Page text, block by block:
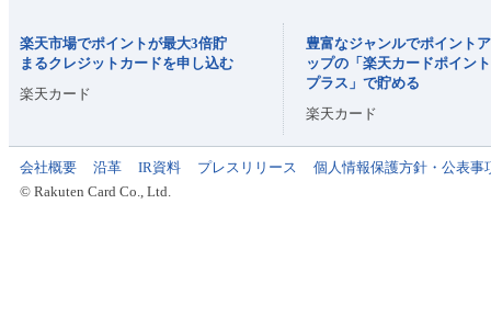
楽天市場でポイントが最大3倍貯
まるクレジットカードを申し込む
楽天カード
豊富なジャンルでポイントア
ップの「楽天カードポイント
プラス」で貯める
楽天カード
会社概要 沿革 IR資料 プレスリリース
個人情報保護方針・公表事
© Rakuten Card Co., Ltd.